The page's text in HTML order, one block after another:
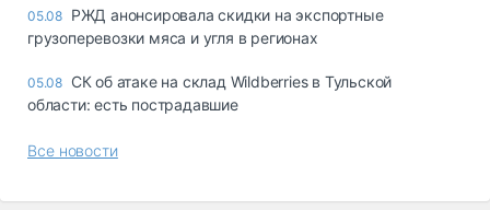
05.08 РЖД анонсировала скидки на экспортные
грузоперевозки мяса и угля в регионах
05.08 СК об атаке на склад Wildberries в Тульской
области: есть пострадавшие
Все новости